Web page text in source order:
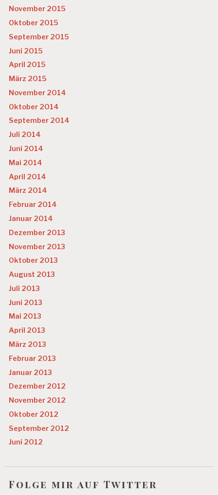
November 2015
Oktober 2015
September 2015
Juni 2015
April 2015
März 2015
November 2014
Oktober 2014
September 2014
Juli 2014
Juni 2014
Mai 2014
April 2014
März 2014
Februar 2014
Januar 2014
Dezember 2013
November 2013
Oktober 2013
August 2013
Juli 2013
Juni 2013
Mai 2013
April 2013
März 2013
Februar 2013
Januar 2013
Dezember 2012
November 2012
Oktober 2012
September 2012
Juni 2012
Folge mir auf Twitter